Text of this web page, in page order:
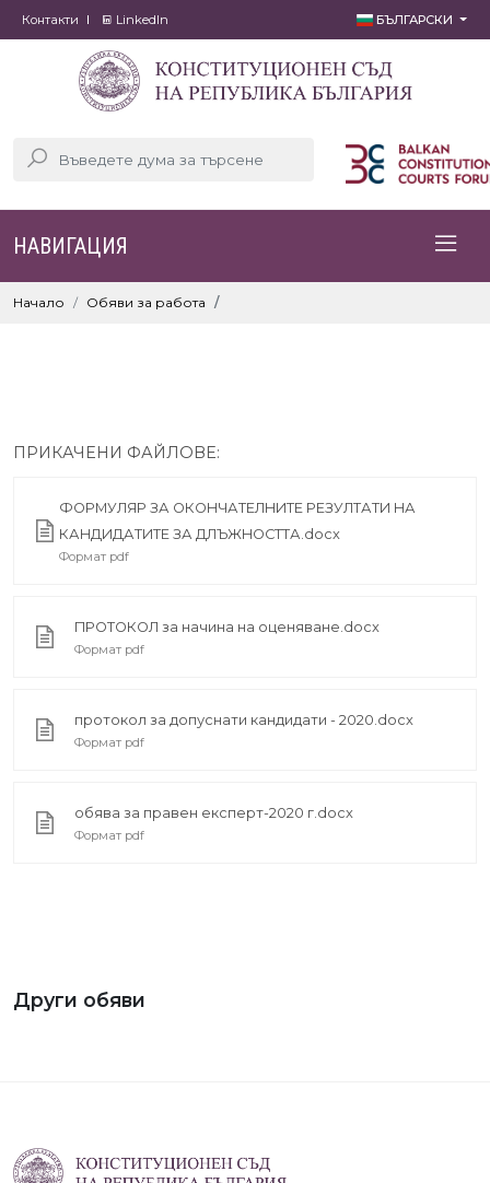
Контакти LinkedIn БЪЛГАРСКИ
НАВИГАЦИЯ
Начало Обяви за работа
ПРИКАЧЕНИ ФАЙЛОВЕ:
ФОРМУЛЯР ЗА ОКОНЧАТЕЛНИТЕ РЕЗУЛТАТИ НА
КАНДИДАТИТЕ ЗА ДЛЪЖНОСТТА.docx
Формат pdf
ПРОТОКОЛ за начина на оценяване.docx
Формат pdf
протокол за допуснати кандидати - 2020.docx
Формат pdf
обява за правен експерт-2020 г.docx
Формат pdf
Други обяви